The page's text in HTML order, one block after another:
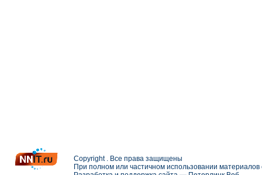
Copyright . Все права защищены
При полном или частичном использовании